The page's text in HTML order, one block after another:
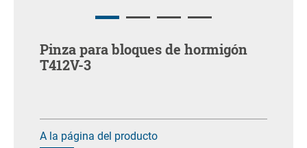
Pinza para bloques de hormigón
T412V-3
A la página del producto